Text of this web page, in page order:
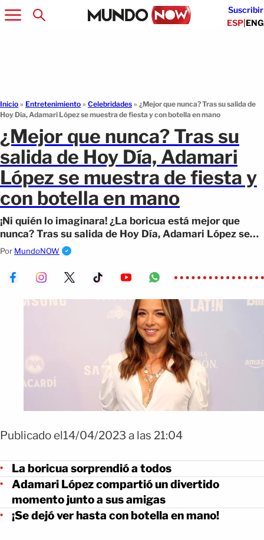
Suscribir
ESP|ENG
Inicio » Entretenimiento » Celebridades » ¿Mejor que nunca? Tras su salida de
Hoy Día, Adamari López se muestra de fiesta y con botella en mano
¿Mejor que nunca? Tras su
salida de Hoy Día, Adamari
López se muestra de fiesta y
con botella en mano
¡Ni quién lo imaginara! ¿La boricua está mejor que
nunca? Tras su salida de Hoy Día, Adamari López se
muestra de fiesta y con botella en mano .
Por MundoNOW
Publicado el14/04/2023 a las 21:04
La boricua sorprendió a todos
Adamari López compartió un divertido
momento junto a sus amigas
¡Se dejó ver hasta con botella en mano!